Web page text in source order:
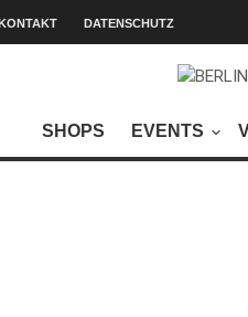
DATENSCHUTZ
SHOPS EVENTS